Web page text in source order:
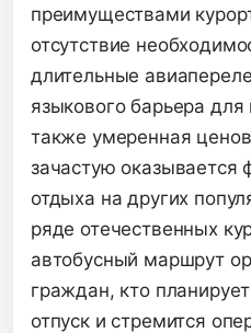
преимуществами
отсутствие
длительные
языкового барьера
также умеренная
зачастую оказывается
отдыха на других
ряде отечественных
автобусный маршрут
граждан, кто
отпуск и стремится